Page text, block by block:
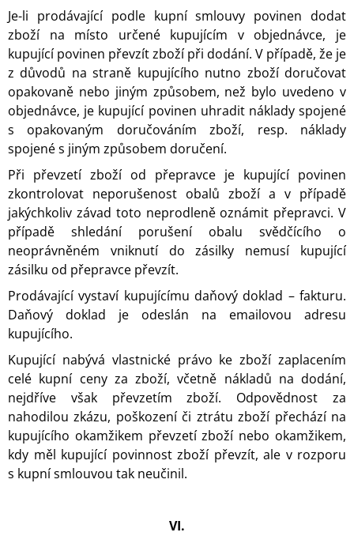
Je-li prodávající podle kupní smlouvy povinen dodat
zboží na místo určené kupujícím v objednávce, je
kupující povinen převzít zboží při dodání. V případě, že je
z důvodů na straně kupujícího nutno zboží doručovat
opakovaně nebo jiným způsobem, než bylo uvedeno v
objednávce, je kupující povinen uhradit náklady spojené
s opakovaným doručováním zboží, resp. náklady
spojené s jiným způsobem doručení.
Při převzetí zboží od přepravce je kupující povinen
zkontrolovat neporušenost obalů zboží a v případě
jakýchkoliv závad toto neprodleně oznámit přepravci. V
případě shledání porušení obalu svědčícího o
neoprávněném vniknutí do zásilky nemusí kupující
zásilku od přepravce převzít.
Prodávající vystaví kupujícímu daňový doklad – fakturu.
Daňový doklad je odeslán na emailovou adresu
kupujícího.
Kupující nabývá vlastnické právo ke zboží zaplacením
celé kupní ceny za zboží, včetně nákladů na dodání,
nejdříve však převzetím zboží. Odpovědnost za
nahodilou zkázu, poškození či ztrátu zboží přechází na
kupujícího okamžikem převzetí zboží nebo okamžikem,
kdy měl kupující povinnost zboží převzít, ale v rozporu
s kupní smlouvou tak neučinil.
VI.